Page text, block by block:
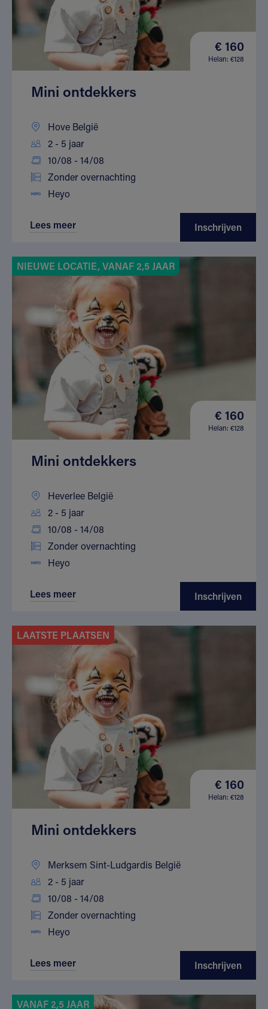
€ 160
Helan: €128
Mini ontdekkers
Hove België
2 - 5 jaar
10/08 - 14/08
Zonder overnachting
Heyo
Lees meer Inschrijven
NIEUWE LOCATIE, VANAF 2,5 JAAR
€ 160
Helan: €128
Mini ontdekkers
Heverlee België
2 - 5 jaar
10/08 - 14/08
Zonder overnachting
Heyo
Lees meer Inschrijven
LAATSTE PLAATSEN
€ 160
Helan: €128
Mini ontdekkers
Merksem Sint-Ludgardis België
2 - 5 jaar
10/08 - 14/08
Zonder overnachting
Heyo
Lees meer Inschrijven
VANAF 2,5 JAAR